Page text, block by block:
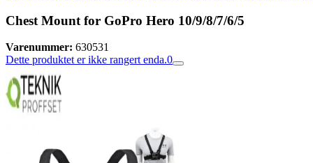
Chest Mount for GoPro Hero 10/9/8/7/6/5
Varenummer: 630531
Dette produktet er ikke rangert enda.0